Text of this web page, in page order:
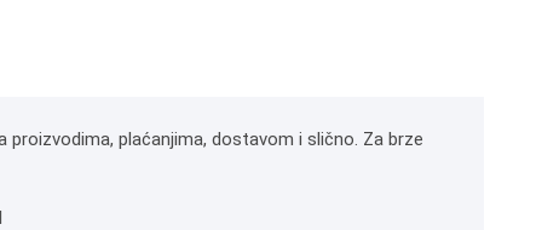
plaćanjima, dostavom i slično. Za brze